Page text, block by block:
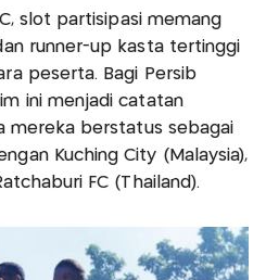
slot partisipasi memang
runner-up kasta tertinggi
peserta. Bagi Persib
ini menjadi catatan
mereka berstatus sebagai
Kuching City (Malaysia),
FC (Thailand).